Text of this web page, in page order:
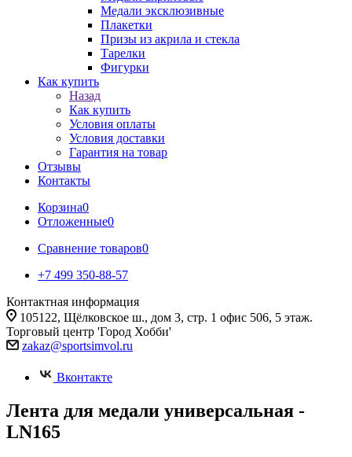
Медали эксклюзивные
Плакетки
Призы из акрила и стекла
Тарелки
Фигурки
Как купить
Назад
Как купить
Условия оплаты
Условия доставки
Гарантия на товар
Отзывы
Контакты
Корзина0
Отложенные0
Сравнение товаров0
+7 499 350-88-57
Контактная информация
105122, Щёлковское ш., дом 3, стр. 1 офис 506, 5 этаж.
Торговый центр 'Город Хобби'
zakaz@sportsimvol.ru
Вконтакте
Лента для медали универсальная -
LN165